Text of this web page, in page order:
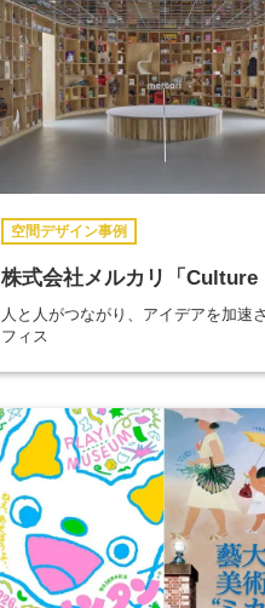
空間デザイン事例
株式会社メルカリ「Culture
人と人がつながり、アイデアを加速
フィス